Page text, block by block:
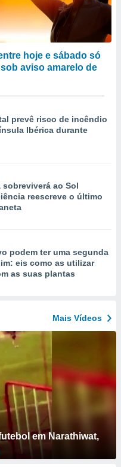
hoje e sábado só
aviso amarelo de
prevê risco de incêndio
Ibérica durante
sobreviverá ao Sol
reescreve o último
podem ter uma segunda
eis como as utilizar
as suas plantas
Mais Vídeos
em Narathiwat,